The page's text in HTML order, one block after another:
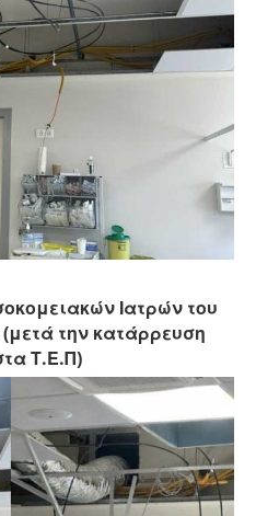
Ιατρών του
την κατάρρευση
Τ.Ε.Π)